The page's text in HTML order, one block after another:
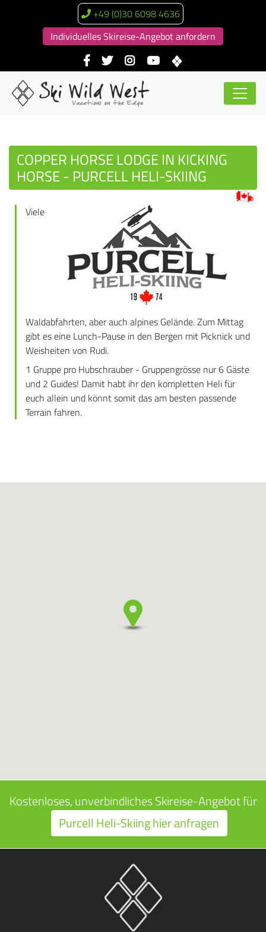
+49 (0)30 6098 4636
Individuelles Skireise-Angebot anfordern
COPPER HORSE LODGE IN KICKING
HORSE - PURCELL HELI-SKIING
Viele
Waldabfahrten, aber auch alpines Gelände. Zum Mittag
gibt es eine Lunch-Pause in den Bergen mit Picknick und
Weisheiten von Rudi.
1 Gruppe pro Hubschrauber - Gruppengrösse nur 6 Gäste
und 2 Guides! Damit habt ihr den kompletten Heli für
euch allein und könnt somit das am besten passende
Terrain fahren.
Kostenloses, unverbindliches Skireise-Angebot für
Purcell Heli-Skiing hier anfragen